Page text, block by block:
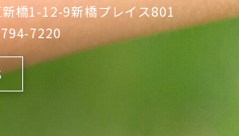
橋1-12-9新橋プレイス801
7220